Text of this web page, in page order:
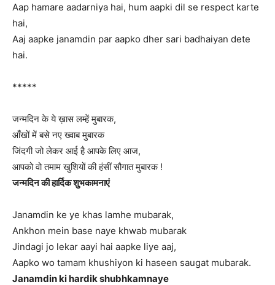
Aap hamare aadarniya hai, hum aapki dil se respect karte
hai,
Aaj aapke janamdin par aapko dher sari badhaiyan dete
hai.
*****
जन्मदिन के ये ख़ास लम्हें मुबारक,
आँखों में बसे नए ख्वाब मुबारक
जिंदगी जो लेकर आई है आपके लिए आज,
आपको वो तमाम खुशियों की हंसीं सौगात मुबारक !
जन्मदिन की हार्दिक शुभकामनाएं
Janamdin ke ye khas lamhe mubarak,
Ankhon mein base naye khwab mubarak
Jindagi jo lekar aayi hai aapke liye aaj,
Aapko wo tamam khushiyon ki haseen saugat mubarak.
Janamdin ki hardik shubhkamnaye